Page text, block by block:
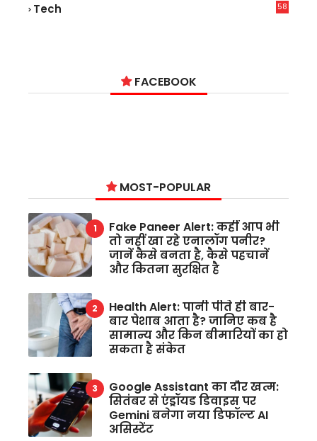
Tech
58
FACEBOOK
MOST-POPULAR
Fake Paneer Alert: कहीं आप भी
तो नहीं खा रहे एनालॉग पनीर?
जानें कैसे बनता है, कैसे पहचानें
और कितना सुरक्षित है
Health Alert: पानी पीते ही बार-
बार पेशाब आता है? जानिए कब है
सामान्य और किन बीमारियों का हो
सकता है संकेत
Google Assistant का दौर खत्म:
सितंबर से एंड्रॉयड डिवाइस पर
Gemini बनेगा नया डिफॉल्ट AI
असिस्टेंट